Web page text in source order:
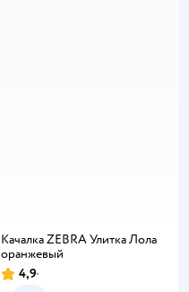
Качалка ZEBRA Улитка Лола
оранжевый
4,9